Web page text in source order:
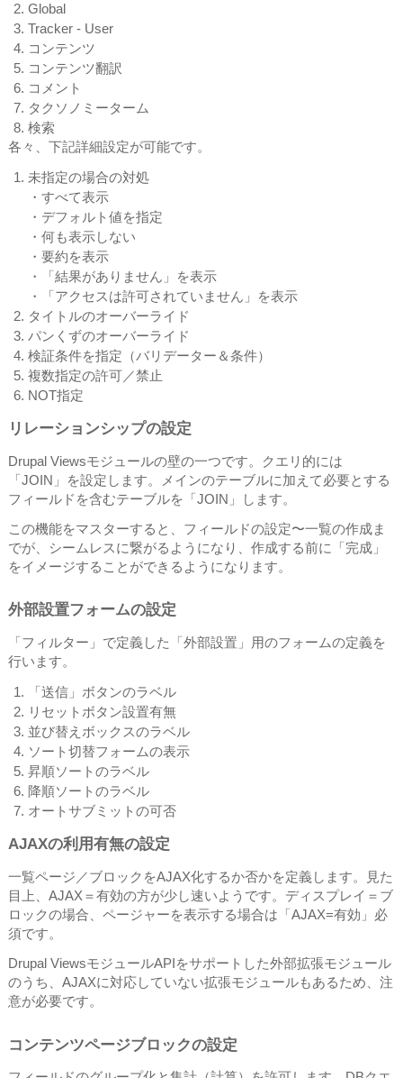
Global
Tracker - User
コンテンツ
コンテンツ翻訳
コメント
タクソノミーターム
検索
各々、下記詳細設定が可能です。
未指定の場合の対処
・すべて表示
・デフォルト値を指定
・何も表示しない
・要約を表示
・「結果がありません」を表示
・「アクセスは許可されていません」を表示
タイトルのオーバーライド
パンくずのオーバーライド
検証条件を指定（バリデーター＆条件）
複数指定の許可／禁止
NOT指定
リレーションシップの設定
Drupal Viewsモジュールの壁の一つです。クエリ的には
「JOIN」を設定します。メインのテーブルに加えて必要とする
フィールドを含むテーブルを「JOIN」します。
この機能をマスターすると、フィールドの設定〜一覧の作成ま
でが、シームレスに繋がるようになり、作成する前に「完成」
をイメージすることができるようになります。
外部設置フォームの設定
「フィルター」で定義した「外部設置」用のフォームの定義を
行います。
「送信」ボタンのラベル
リセットボタン設置有無
並び替えボックスのラベル
ソート切替フォームの表示
昇順ソートのラベル
降順ソートのラベル
オートサブミットの可否
AJAXの利用有無の設定
一覧ページ／ブロックをAJAX化するか否かを定義します。見た
目上、AJAX＝有効の方が少し速いようです。ディスプレイ＝ブ
ロックの場合、ページャーを表示する場合は「AJAX=有効」必
須です。
Drupal ViewsモジュールAPIをサポートした外部拡張モジュール
のうち、AJAXに対応していない拡張モジュールもあるため、注
意が必要です。
コンテンツページブロックの設定